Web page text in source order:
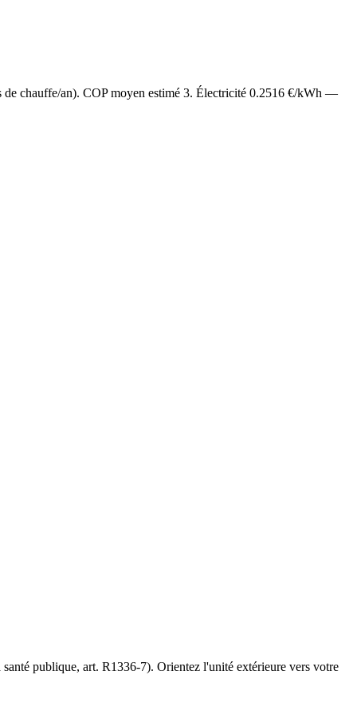
chauffe/an). COP moyen estimé 3. Électricité 0.2516 €/kWh —
publique, art. R1336-7). Orientez l'unité extérieure vers votre